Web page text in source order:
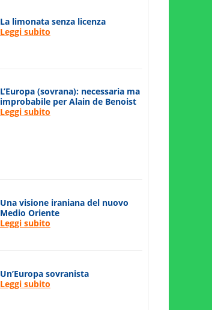
La limonata senza licenza
Leggi subito
L’Europa (sovrana): necessaria ma
improbabile per Alain de Benoist
Leggi subito
Una visione iraniana del nuovo
Medio Oriente
Leggi subito
Un’Europa sovranista
Leggi subito